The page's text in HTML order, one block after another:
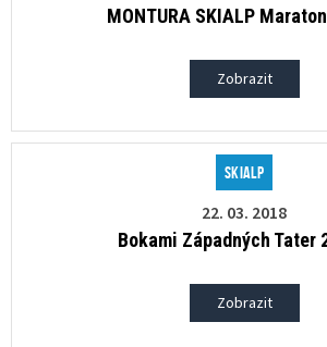
MONTURA SKIALP
Zobrazit
Skialp
22. 03. 2018
Bokami Západných Tater
Zobrazit